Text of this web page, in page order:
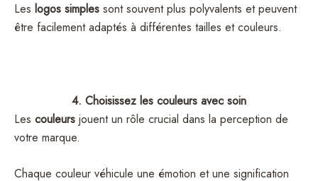
Les logos simples sont souvent plus polyvalents et peuvent
être facilement adaptés à différentes tailles et couleurs.
4. Choisissez les couleurs avec soin
Les couleurs jouent un rôle crucial dans la perception de
votre marque.
Chaque couleur véhicule une émotion et une signification